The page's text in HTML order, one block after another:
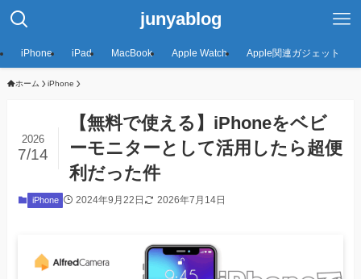
junyablog
iPhone iPad MacBook Apple Watch Apple関連ガジェット
ホーム iPhone
【無料で使える】iPhoneをベビ
ーモニターとして活用したら超便
利だった件
2026
7/14
iPhone 2024年9月22日 2026年7月14日